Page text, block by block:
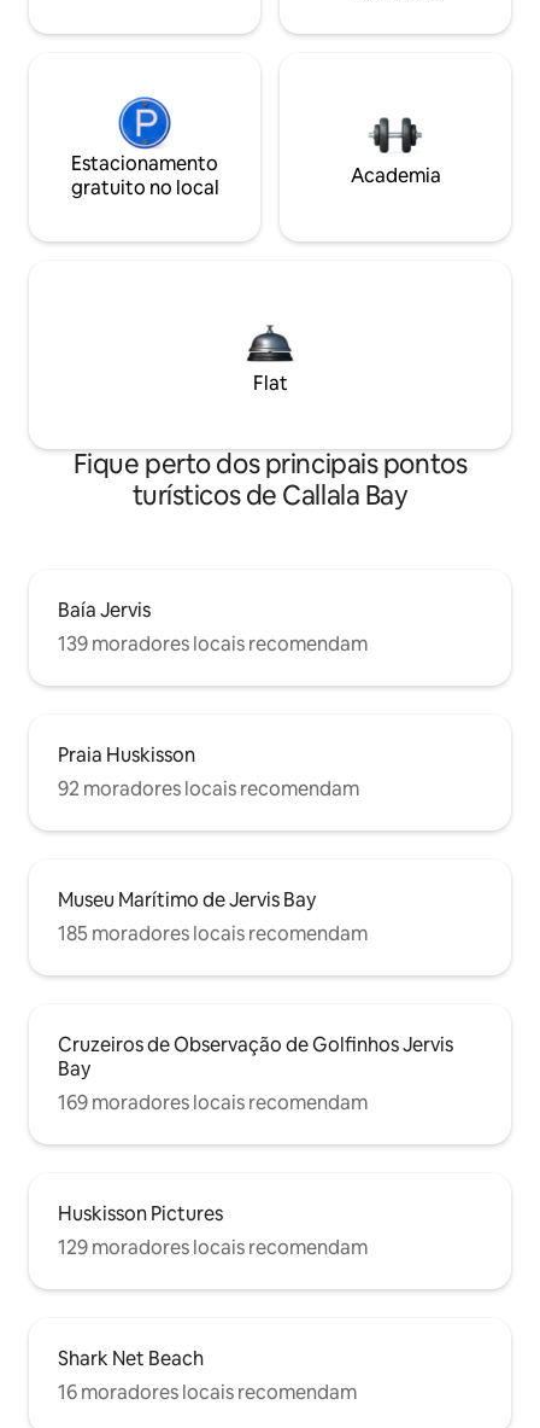
Estacionamento
gratuito no local
Academia
Flat
Fique perto dos principais pontos
turísticos de Callala Bay
Baía Jervis
139 moradores locais recomendam
Praia Huskisson
92 moradores locais recomendam
Museu Marítimo de Jervis Bay
185 moradores locais recomendam
Cruzeiros de Observação de Golfinhos Jervis
Bay
169 moradores locais recomendam
Huskisson Pictures
129 moradores locais recomendam
Shark Net Beach
16 moradores locais recomendam